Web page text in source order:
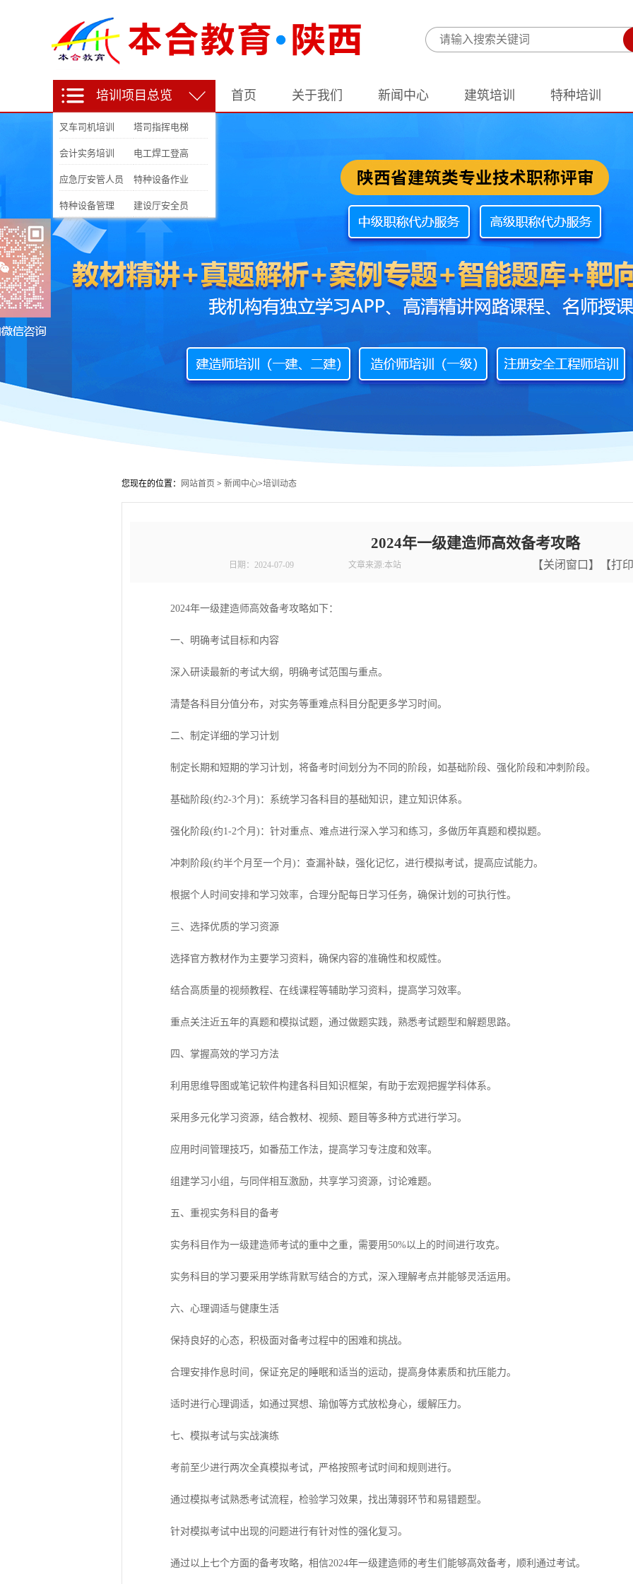
首页 关于我们 新闻中心 建筑培训 特种培训
培训项目总览
叉车司机培训 塔司指挥电梯
会计实务培训 电工焊工登高
应急厅安管人员 特种设备作业
特种设备管理 建设厅安全员
您现在的位置： 网站首页 > 新闻中心>培训动态
【关闭窗口 】【打印
2024年一级建造师高效备考攻略
日期： 2024-07-09 文章来源:本站
2024年一级建造师高效备考攻略如下：
一、明确考试目标和内容
深入研读最新的考试大纲，明确考试范围与重点。
清楚各科目分值分布，对实务等重难点科目分配更多学习时间。
二、制定详细的学习计划
制定长期和短期的学习计划，将备考时间划分为不同的阶段，如基础阶段、强化阶段和冲刺阶段。
基础阶段(约2-3个月)：系统学习各科目的基础知识，建立知识体系。
强化阶段(约1-2个月)：针对重点、难点进行深入学习和练习，多做历年真题和模拟题。
冲刺阶段(约半个月至一个月)：查漏补缺，强化记忆，进行模拟考试，提高应试能力。
根据个人时间安排和学习效率，合理分配每日学习任务，确保计划的可执行性。
三、选择优质的学习资源
选择官方教材作为主要学习资料，确保内容的准确性和权威性。
结合高质量的视频教程、在线课程等辅助学习资料，提高学习效率。
重点关注近五年的真题和模拟试题，通过做题实践，熟悉考试题型和解题思路。
四、掌握高效的学习方法
利用思维导图或笔记软件构建各科目知识框架，有助于宏观把握学科体系。
采用多元化学习资源，结合教材、视频、题目等多种方式进行学习。
应用时间管理技巧，如番茄工作法，提高学习专注度和效率。
组建学习小组，与同伴相互激励，共享学习资源，讨论难题。
五、重视实务科目的备考
实务科目作为一级建造师考试的重中之重，需要用50%以上的时间进行攻克。
实务科目的学习要采用学练背默写结合的方式，深入理解考点并能够灵活运用。
六、心理调适与健康生活
保持良好的心态，积极面对备考过程中的困难和挑战。
合理安排作息时间，保证充足的睡眠和适当的运动，提高身体素质和抗压能力。
适时进行心理调适，如通过冥想、瑜伽等方式放松身心，缓解压力。
七、模拟考试与实战演练
考前至少进行两次全真模拟考试，严格按照考试时间和规则进行。
通过模拟考试熟悉考试流程，检验学习效果，找出薄弱环节和易错题型。
针对模拟考试中出现的问题进行有针对性的强化复习。
通过以上七个方面的备考攻略，相信2024年一级建造师的考生们能够高效备考，顺利通过考试。